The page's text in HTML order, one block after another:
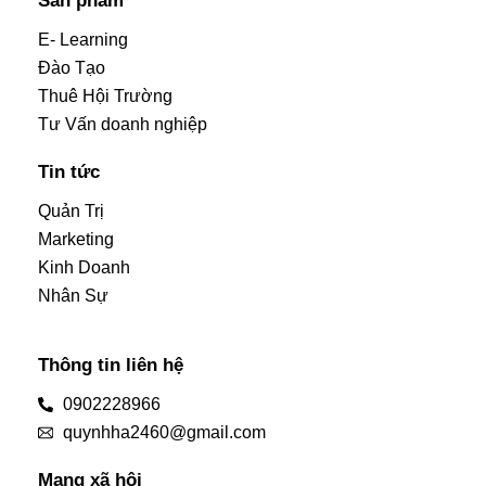
E- Learning
Đào Tạo
Thuê Hội Trường
Tư Vấn doanh nghiệp
Tin tức
Quản Trị
Marketing
Kinh Doanh
Nhân Sự
Thông tin liên hệ
0902228966
quynhha2460@gmail.com
Mạng xã hội